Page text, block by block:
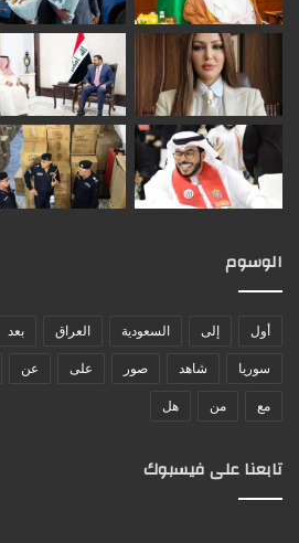
الوسوم
أول إلى السعودية العراق بعد
سوريا شاهد صور على عن
مع من هل
تابعنا على فيسبوك